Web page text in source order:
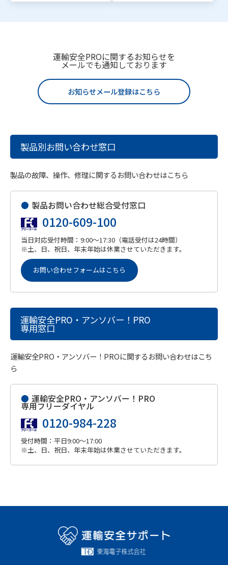
運輸安全PROに関するお知らせを
メールでも通知しております
お知らせメール登録はこちら
製品別お問い合わせ窓口
製品の故障、操作、修理に関するお問い合わせはこちら
● 製品お問い合わせ総合受付窓口
0120-609-100
当日対応受付時間：9:00～17:30（電話受付は24時間）
※土、日、祝日、年末年始は休業させていただきます。
お問い合わせフォームはこちら
運輸安全PRO・アンソバー！PRO
専用窓口
運輸安全PRO・アンソバー！PROに関するお問い合わせはこち
ら
● 運輸安全PRO・アンソバー！PRO
専用フリーダイヤル
0120-984-228
受付時間：平日9:00～17:00
※土、日、祝日、年末年始は休業させていただきます。